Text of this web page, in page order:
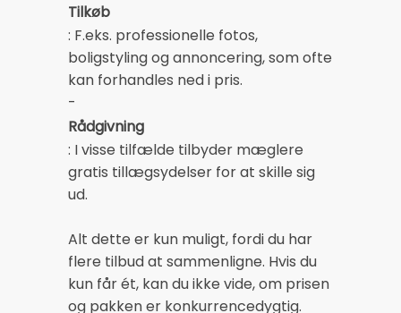
Tilkøb
: F.eks. professionelle fotos,
boligstyling og annoncering, som ofte
kan forhandles ned i pris.
-
Rådgivning
: I visse tilfælde tilbyder mæglere
gratis tillægsydelser for at skille sig
ud.
Alt dette er kun muligt, fordi du har
flere tilbud at sammenligne. Hvis du
kun får ét, kan du ikke vide, om prisen
og pakken er konkurrencedygtig.